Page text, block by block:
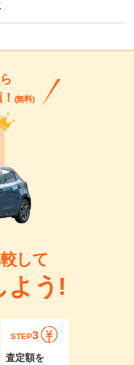
(無料)
して
よう!
STEP3
査定額を